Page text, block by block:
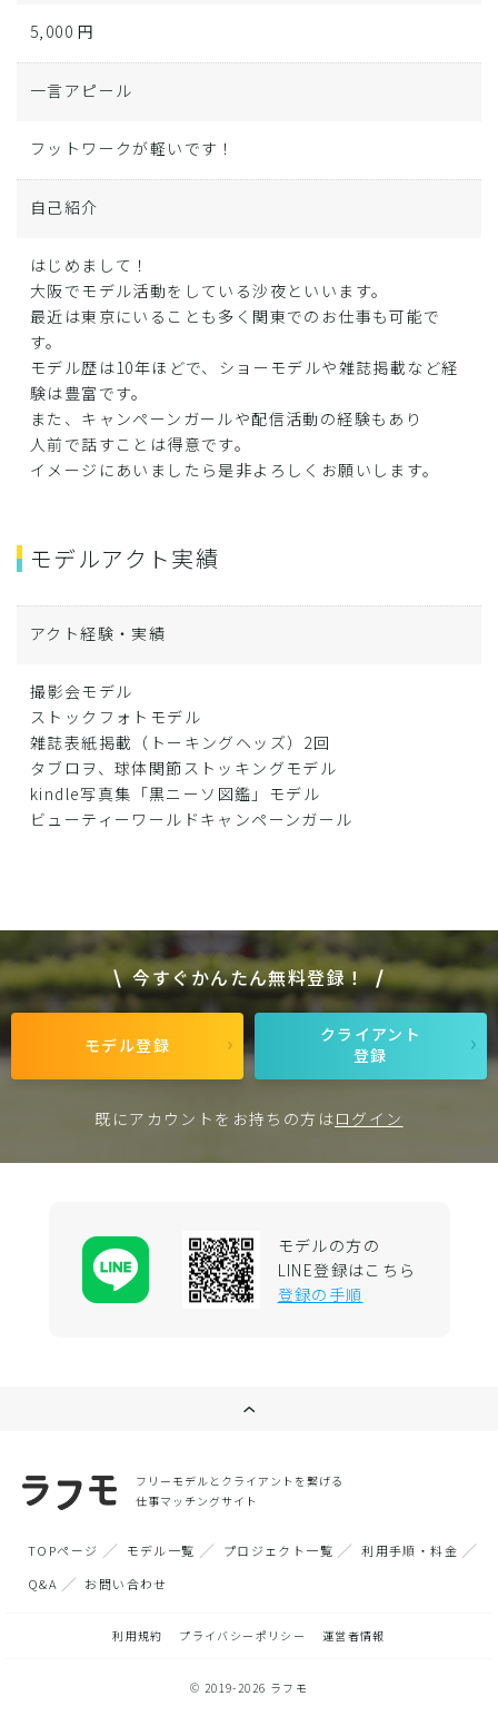
5,000 円
一言アピール
フットワークが軽いです！
自己紹介
はじめまして！
大阪でモデル活動をしている沙夜といいます。
最近は東京にいることも多く関東でのお仕事も可能で
す。
モデル歴は10年ほどで、ショーモデルや雑誌掲載など経
験は豊富です。
また、キャンペーンガールや配信活動の経験もあり
人前で話すことは得意です。
イメージにあいましたら是非よろしくお願いします。
モデルアクト実績
アクト経験・実績
撮影会モデル
ストックフォトモデル
雑誌表紙掲載（トーキングヘッズ）2回
タブロヲ、球体関節ストッキングモデル
kindle写真集「黒ニーソ図鑑」モデル
ビューティーワールドキャンペーンガール
今すぐかんたん無料登録！
モデル登録
クライアント
登録
既にアカウントをお持ちの方はログイン
モデルの方の
LINE登録はこちら
登録の手順
フリーモデルとクライアントを繋げる
仕事マッチングサイト
TOPページ モデル一覧 プロジェクト一覧
利用手順・料金
Q&A
お問い合わせ
利用規約 プライバシーポリシー 運営者情報
© 2019-2026 ラフモ